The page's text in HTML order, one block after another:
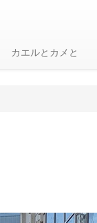
カエルとカメと